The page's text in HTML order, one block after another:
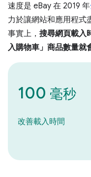
速度是 eBay 在 2019 年
力於讓網站和應用程式
事實上， 搜尋網頁載入
入購物車」商品數量就
100 毫秒
改善載入時間